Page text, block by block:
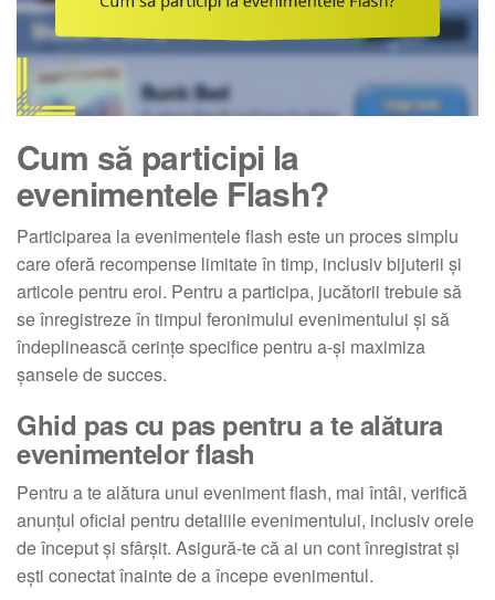
Cum să participi la
evenimentele Flash?
Participarea la evenimentele flash este un proces simplu
care oferă recompense limitate în timp, inclusiv bijuterii și
articole pentru eroi. Pentru a participa, jucătorii trebuie să
se înregistreze în timpul feronimului evenimentului și să
îndeplinească cerințe specifice pentru a-și maximiza
șansele de succes.
Ghid pas cu pas pentru a te alătura
evenimentelor flash
Pentru a te alătura unui eveniment flash, mai întâi, verifică
anunțul oficial pentru detaliile evenimentului, inclusiv orele
de început și sfârșit. Asigură-te că ai un cont înregistrat și
ești conectat înainte de a începe evenimentul.